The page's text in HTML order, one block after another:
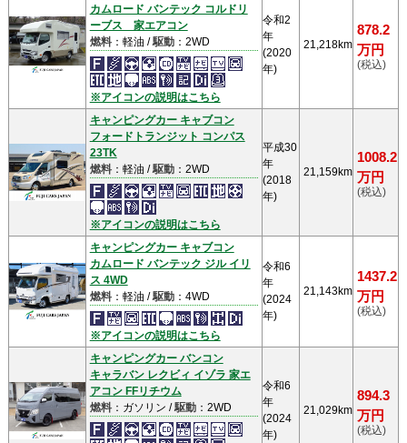
カムロード バンテック コルドリ
ーブス 家エアコン
燃料：軽油 /駆動：2WD
※アイコンの説明はこちら
令和2
年
(2020
年)
21,218km
878.2
万円
(税込)
キャンピングカー キャブコン
フォードトランジット コンパス
23TK
燃料：軽油 /駆動：2WD
※アイコンの説明はこちら
平成30
年
(2018
年)
21,159km
1008.2
万円
(税込)
キャンピングカー キャブコン
カムロード バンテック ジル イリ
ス 4WD
燃料：軽油 /駆動：4WD
※アイコンの説明はこちら
令和6
年
(2024
年)
21,143km
1437.2
万円
(税込)
キャンピングカー バンコン
キャラバン レクビィ イゾラ 家エ
アコン FFリチウム
燃料：ガソリン /駆動：2WD
令和6
年
(2024
年)
21,029km
894.3
万円
(税込)